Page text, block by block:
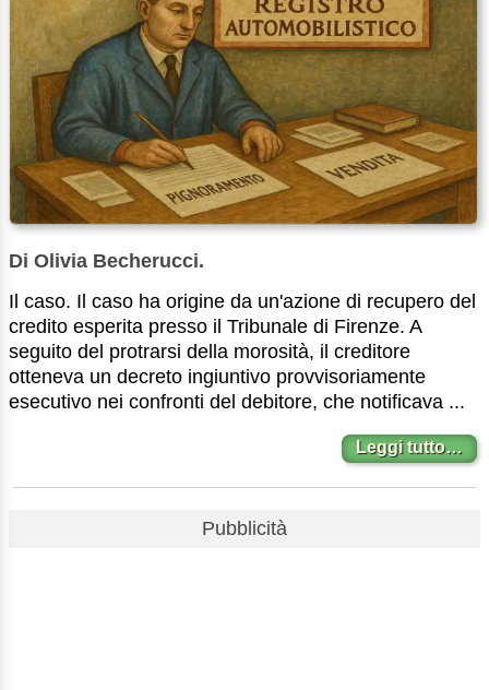
Di Olivia Becherucci.
Il caso. Il caso ha origine da un'azione di recupero del
credito esperita presso il Tribunale di Firenze. A
seguito del protrarsi della morosità, il creditore
otteneva un decreto ingiuntivo provvisoriamente
esecutivo nei confronti del debitore, che notificava ...
Leggi tutto…
Pubblicità